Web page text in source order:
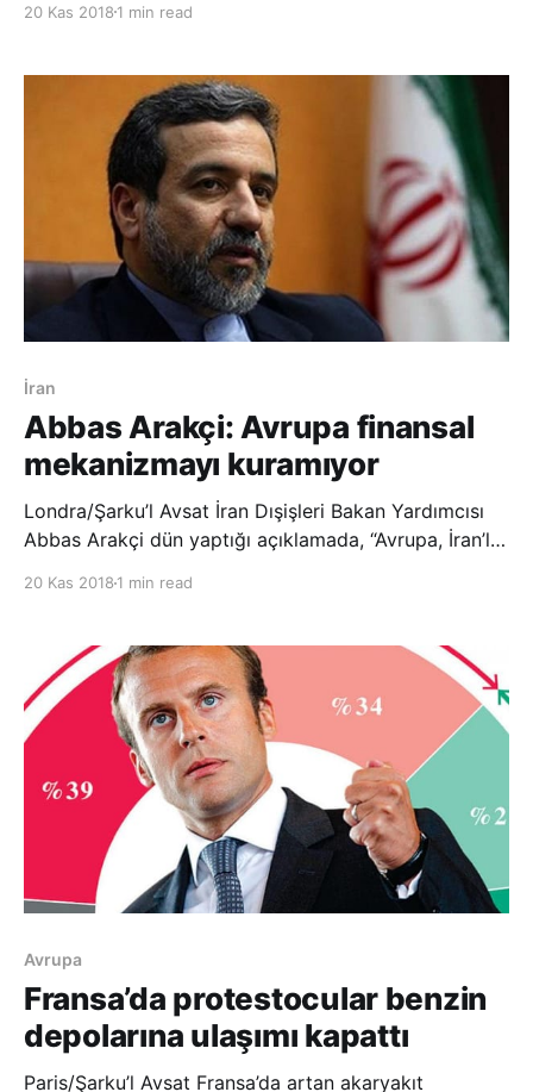
Toplantısı’nda Kosova’nın üyelik başvurusu oylandı.
alamayan Kosova, IN
20 Kas 2018 1 min read
İran
Abbas Arakçi: Avrupa finansal
mekanizmayı kuramıyor
Londra/Şarku’l Avsat İran Dışişleri Bakan Yardımcısı
Abbas Arakçi dün yaptığı açıklamada, “Avrupa, İran’la
dedi. Başkent Tahran’da düzenlenen
20 Kas 2018 1 min read
Avrupa
Fransa’da protestocular benzin
depolarına ulaşımı kapattı
Paris/Şarku’l Avsat Fransa’da artan akaryakıt